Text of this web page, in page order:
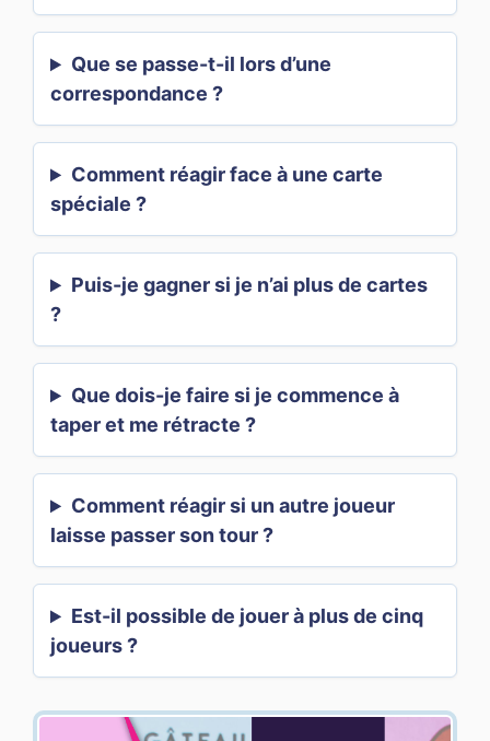
Que se passe-t-il lors d’une
correspondance ?
Comment réagir face à une carte
spéciale ?
Puis-je gagner si je n’ai plus de cartes
?
Que dois-je faire si je commence à
taper et me rétracte ?
Comment réagir si un autre joueur
laisse passer son tour ?
Est-il possible de jouer à plus de cinq
joueurs ?